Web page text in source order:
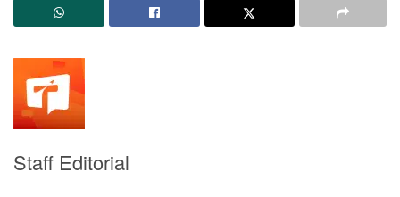
Staff Editorial